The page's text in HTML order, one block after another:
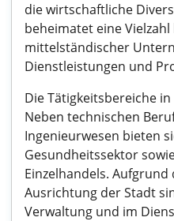
die wirtschaftliche
beheimatet eine
mittelständischer
Dienstleistungen und
Die Tätigkeitsbereiche
Neben technischen
Ingenieurwesen bieten
Gesundheitssektor
Einzelhandels.
Ausrichtung der Stadt
Verwaltung und im